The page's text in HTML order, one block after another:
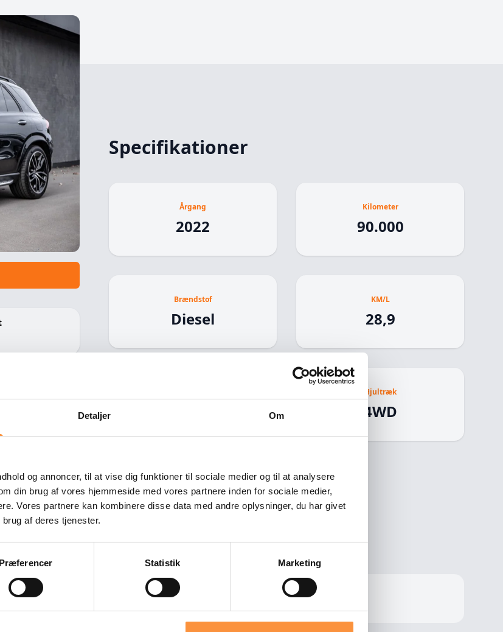
Detaljer Om
og annoncer, til at vise dig funktioner til sociale medier og til at analysere
din brug af vores hjemmeside med vores partnere inden for sociale medier,
Vores partnere kan kombinere disse data med andre oplysninger, du har givet
af deres tjenester.
Præferencer Statistik Marketing
Specifikationer
Årgang
2022
Kilometer
90.000
Brændstof
Diesel
KM/L
28,9
Hjultræk
4WD
Automatgear